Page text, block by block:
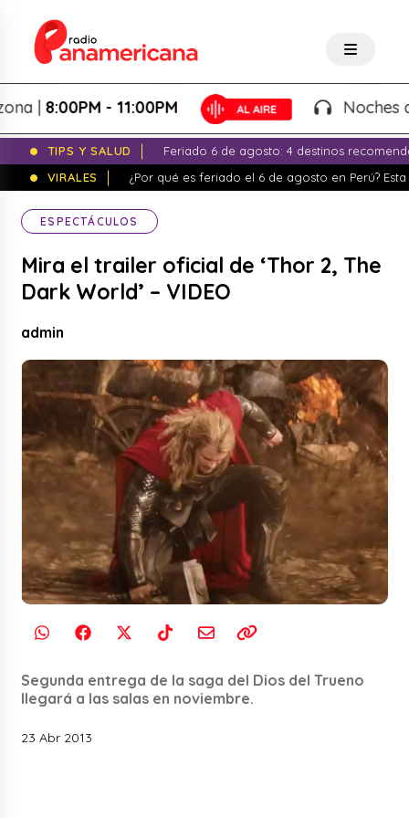
8:00PM - 11:00PM Noches de
TIPS Y SALUD
Feriado 6 de agosto: 4 destinos
VIRALES
¿Por qué es feriado el 6 de agosto en Perú?
ESPECTÁCULOS
Mira el trailer oficial de ‘Thor 2, The
Dark World’ – VIDEO
admin
Segunda entrega de la saga del Dios del Trueno
llegará a las salas en noviembre.
23 Abr 2013